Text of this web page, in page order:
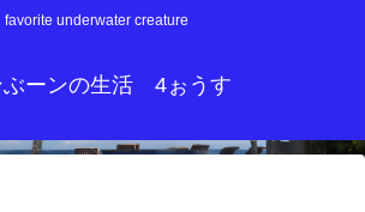
favorite underwater creature
ぶーンの生活 4ぉうす